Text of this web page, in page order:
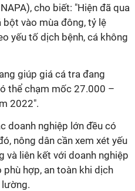
cho biết: "Hiện đã qua
vào mùa đông, tỷ lệ
yếu tố dịch bệnh, cá không
giúp giá cá tra đang
thể chạm mốc 27.000 –
2022".
doanh nghiệp lớn đều có
nông dân cần xem xét yếu
liên kết với doanh nghiệp
hợp, an toàn khi dịch
lường.